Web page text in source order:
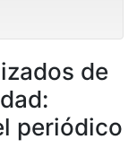
de
periódico